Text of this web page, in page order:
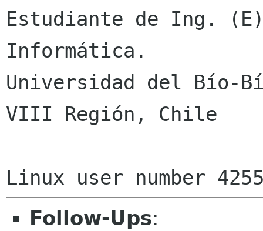
Estudiante de Ing. (E)
Informática.
Universidad del Bío-
VIII Región, Chile
Follow-Ups: